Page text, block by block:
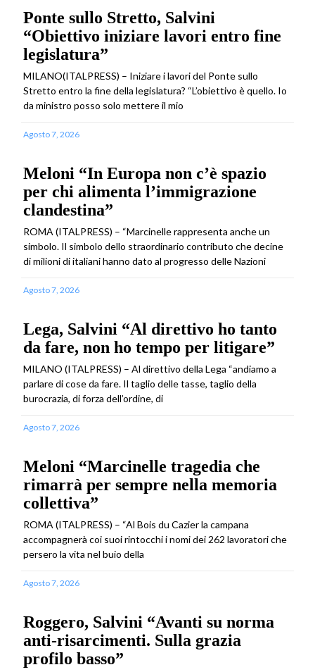
Ponte sullo Stretto, Salvini
“Obiettivo iniziare lavori entro fine
legislatura”
MILANO(ITALPRESS) – Iniziare i lavori del Ponte sullo
Stretto entro la fine della legislatura? “L’obiettivo è quello. Io
da ministro posso solo mettere il mio
Agosto 7, 2026
Meloni “In Europa non c’è spazio
per chi alimenta l’immigrazione
clandestina”
ROMA (ITALPRESS) – “Marcinelle rappresenta anche un
simbolo. Il simbolo dello straordinario contributo che decine
di milioni di italiani hanno dato al progresso delle Nazioni
Agosto 7, 2026
Lega, Salvini “Al direttivo ho tanto
da fare, non ho tempo per litigare”
MILANO (ITALPRESS) – Al direttivo della Lega “andiamo a
parlare di cose da fare. Il taglio delle tasse, taglio della
burocrazia, di forza dell’ordine, di
Agosto 7, 2026
Meloni “Marcinelle tragedia che
rimarrà per sempre nella memoria
collettiva”
ROMA (ITALPRESS) – “Al Bois du Cazier la campana
accompagnerà coi suoi rintocchi i nomi dei 262 lavoratori che
persero la vita nel buio della
Agosto 7, 2026
Roggero, Salvini “Avanti su norma
anti-risarcimenti. Sulla grazia
profilo basso”